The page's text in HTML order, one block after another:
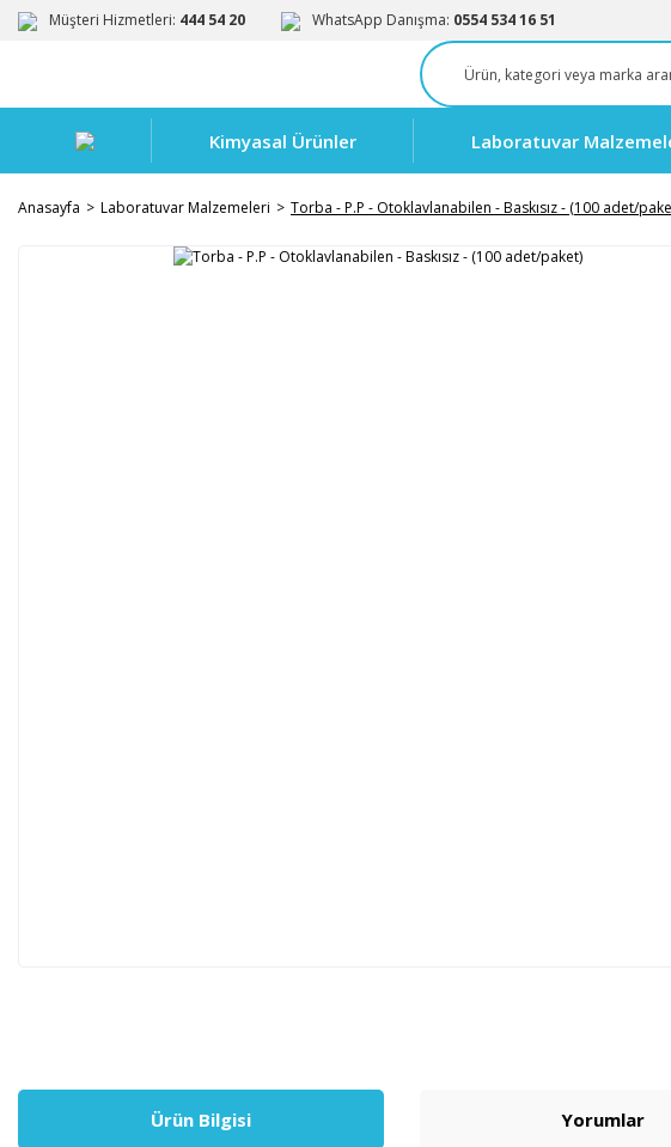
Müşteri Hizmetleri: 444 54 20 WhatsApp Danışma: 0554 534 16 51
Kimyasal Ürünler Laboratuvar
Anasayfa Laboratuvar Malzemeleri Torba - P.P - Otoklavlanabilen - Baskısız - (100 adet/
Ürün Bilgisi Yorumlar